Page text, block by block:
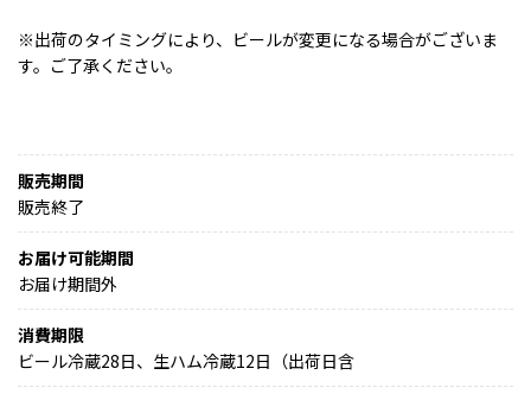
※出荷のタイミングにより、ビールが変更になる場合がございま
す。ご了承ください。
販売期間
販売終了
お届け可能期間
お届け期間外
消費期限
ビール冷蔵28日、生ハム冷蔵12日（出荷日含